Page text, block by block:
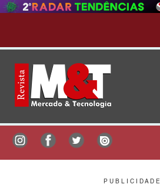
P U B L I C I D A D E